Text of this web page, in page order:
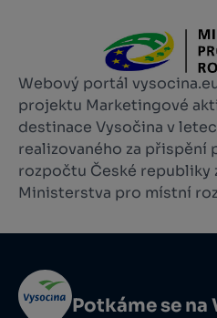
Webový portál
projektu Marketingové
destinace Vysočina v
realizovaného za
rozpočtu České republiky
Ministerstva pro místní
Potkáme se na